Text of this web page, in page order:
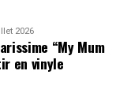
2026
“My Mum
en vinyle